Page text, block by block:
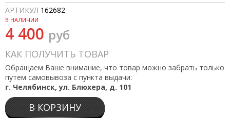
АРТИКУЛ 162682
В НАЛИЧИИ
4 400 руб
КАК ПОЛУЧИТЬ ТОВАР
Обращаем Ваше внимание, что товар можно забрать только
путем самовывоза с пункта выдачи:
г. Челябинск, ул. Блюхера, д. 101
В КОРЗИНУ